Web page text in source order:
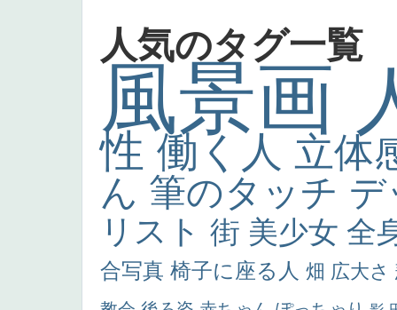
人気のタグ一覧
風景画
性 働く人 立体
ん 筆のタッチ
リスト 街 美少女 全
合写真 椅子に座る人 畑 広大さ